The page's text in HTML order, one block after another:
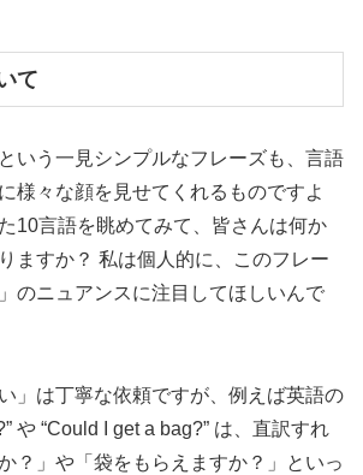
て
いう一見シンプルなフレーズも、言語
様々な顔を見せてくれるものですよ
10言語を眺めてみて、皆さんは何か
ますか？ 私は個人的に、このフレー
のニュアンスに注目してほしいんで
」は丁寧な依頼ですが、例えば英語の
や “Could I get a bag?” は、直訳すれ
？」や「袋をもらえますか？」といっ